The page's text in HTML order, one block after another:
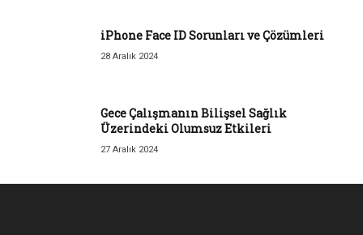
iPhone Face ID Sorunları ve Çözümleri
28 Aralık 2024
Gece Çalışmanın Bilişsel Sağlık
Üzerindeki Olumsuz Etkileri
27 Aralık 2024